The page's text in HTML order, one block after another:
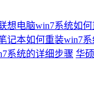
想电脑win7系统如
记本如何重装win7
系统的详细步骤 华